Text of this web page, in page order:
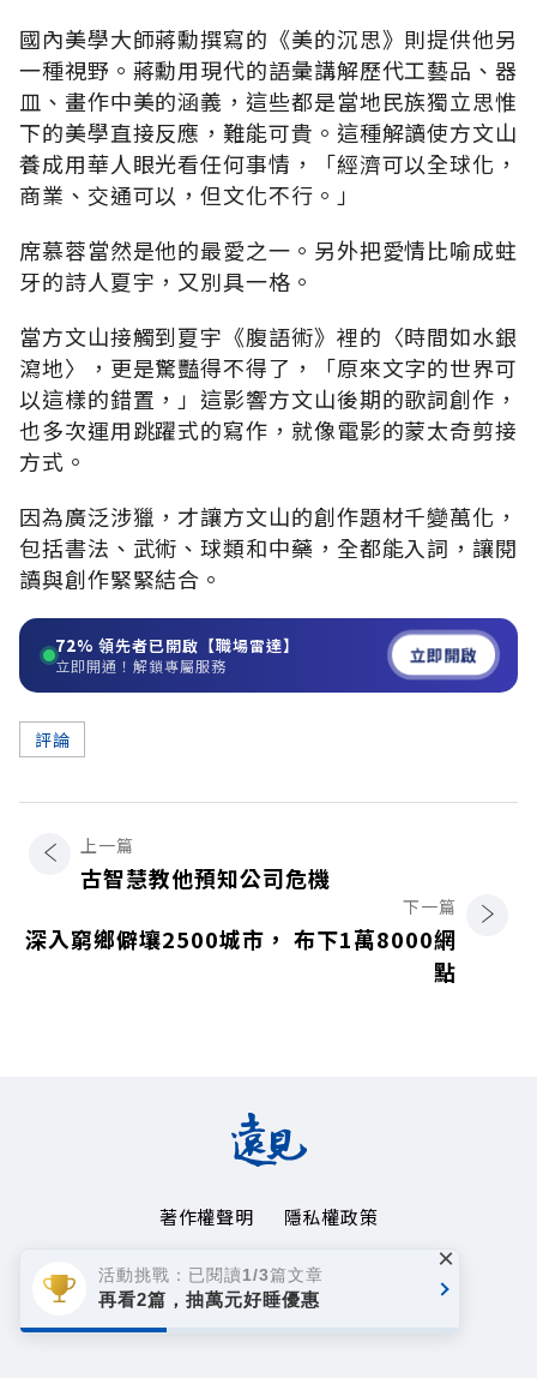
國內美學大師蔣勳撰寫的《美的沉思》則提供他另
一種視野。蔣勳用現代的語彙講解歷代工藝品、器
皿、畫作中美的涵義，這些都是當地民族獨立思惟
下的美學直接反應，難能可貴。這種解讀使方文山
養成用華人眼光看任何事情，「經濟可以全球化，
商業、交通可以，但文化不行。」
席慕蓉當然是他的最愛之一。另外把愛情比喻成蛀
牙的詩人夏宇，又別具一格。
當方文山接觸到夏宇《腹語術》裡的〈時間如水銀
瀉地〉，更是驚豔得不得了，「原來文字的世界可
以這樣的錯置，」這影響方文山後期的歌詞創作，
也多次運用跳躍式的寫作，就像電影的蒙太奇剪接
方式。
因為廣泛涉獵，才讓方文山的創作題材千變萬化，
包括書法、武術、球類和中藥，全都能入詞，讓閱
讀與創作緊緊結合。
72% 領先者已開啟【職場雷達】
立即開通！解鎖專屬服務 立即開啟
評論
上一篇
古智慧教他預知公司危機
下一篇
深入窮鄉僻壤2500城市， 布下1萬8000網
點
著作權聲明
隱私權政策
Copyright© 1999~2026
遠見天下文化事業群. All rights reserved.
活動挑戰：已閱讀1/3篇文章
再看2篇，抽萬元好睡優惠
×